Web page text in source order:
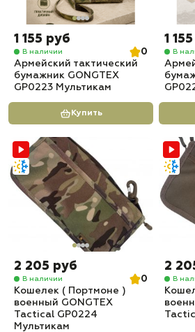
1 155 руб
В наличии
0
Армейский тактический
бумажник GONGTEX
GP0223 Мультикам
Купить
1
В
2 205 руб
В наличии
0
Кошелек ( Портмоне )
военный GONGTEX
Tactical GP0224
Мультикам
2
В